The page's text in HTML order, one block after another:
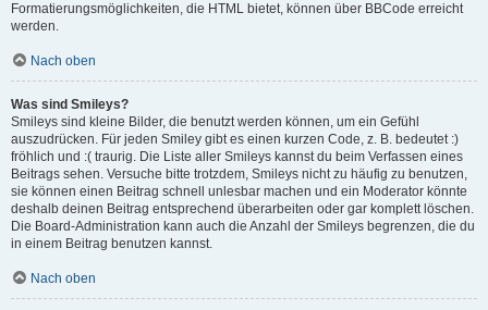
Formatierungsmöglichkeiten, die HTML bietet, können über BBCode erreicht
werden.
Nach oben
Was sind Smileys?
Smileys sind kleine Bilder, die benutzt werden können, um ein Gefühl
auszudrücken. Für jeden Smiley gibt es einen kurzen Code, z. B. bedeutet :)
fröhlich und :( traurig. Die Liste aller Smileys kannst du beim Verfassen eines
Beitrags sehen. Versuche bitte trotzdem, Smileys nicht zu häufig zu benutzen,
sie können einen Beitrag schnell unlesbar machen und ein Moderator könnte
deshalb deinen Beitrag entsprechend überarbeiten oder gar komplett löschen.
Die Board-Administration kann auch die Anzahl der Smileys begrenzen, die du
in einem Beitrag benutzen kannst.
Nach oben